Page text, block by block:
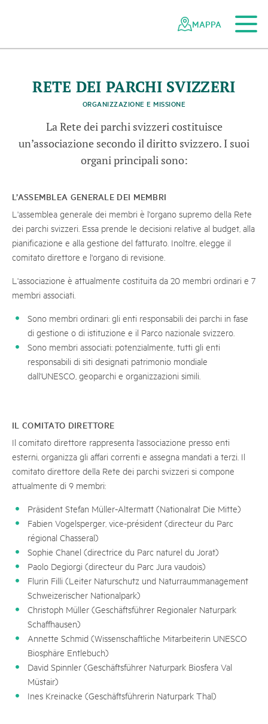
dei
MAPPA
B
io
s
f
e
r
a
V
al
Mü
s
t
a
i r©
U
F
A
M
-
n
o
n
o
p
h
o
t
o
g
r
a
p
h
y
.
c
RETE DEI PARCHI SVIZZERI
ORGANIZZAZIONE E MISSIONE
La Rete dei parchi svizzeri costituisce
un’associazione secondo il diritto svizzero. I suoi
organi principali sono:
L’ASSEMBLEA GENERALE DEI MEMBRI
L'assemblea generale dei membri è l'organo supremo della Rete
dei parchi svizzeri. Essa prende le decisioni relative al budget, alla
pianificazione e alla gestione del fatturato. Inoltre, elegge il
comitato direttore e l'organo di revisione.
L'associazione è attualmente costituita da 20 membri ordinari e 7
membri associati.
Sono membri ordinari: gli enti responsabili dei parchi in fase
di gestione o di istituzione e il Parco nazionale svizzero.
Sono membri associati: potenzialmente, tutti gli enti
responsabili di siti designati patrimonio mondiale
dall'UNESCO, geoparchi e organizzazioni simili.
IL COMITATO DIRETTORE
Il comitato direttore rappresenta l'associazione presso enti
esterni, organizza gli affari correnti e assegna mandati a terzi. Il
comitato direttore della Rete dei parchi svizzeri si compone
attualmente di 9 membri:
Präsident Stefan Müller-Altermatt (Nationalrat Die Mitte)
Fabien Vogelsperger, vice-président (directeur du Parc
régional Chasseral)
Sophie Chanel (directrice du Parc naturel du Jorat)
Paolo Degiorgi (directeur du Parc Jura vaudois)
Flurin Filli (Leiter Naturschutz und Naturraummanagement
Schweizerischer Nationalpark)
Christoph Müller (Geschäftsführer Regionaler Naturpark
Schaffhausen)
Annette Schmid (Wissenschaftliche Mitarbeiterin UNESCO
Biosphäre Entlebuch)
David Spinnler (Geschäftsführer Naturpark Biosfera Val
Müstair)
Ines Kreinacke (Geschäftsführerin Naturpark Thal)